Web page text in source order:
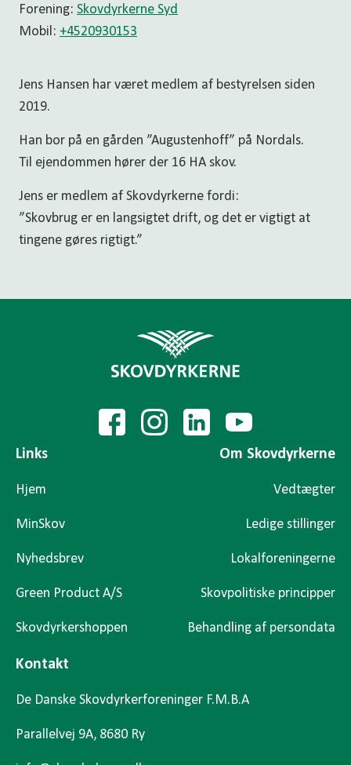
Forening: Skovdyrkerne Syd
Mobil: +4520930153
Jens Hansen har været medlem af bestyrelsen siden
2019.
Han bor på en gården ”Augustenhoff” på Nordals.
Til ejendommen hører der 16 HA skov.
Jens er medlem af Skovdyrkerne fordi:
”Skovbrug er en langsigtet drift, og det er vigtigt at
tingene gøres rigtigt.”
Links
Hjem
MinSkov
Nyhedsbrev
Green Product A/S
Skovdyrkershoppen
Om Skovdyrkerne
Vedtægter
Ledige stillinger
Lokalforeningerne
Skovpolitiske principper
Behandling af persondata
Kontakt
De Danske Skovdyrkerforeninger F.M.B.A
Parallelvej 9A, 8680 Ry